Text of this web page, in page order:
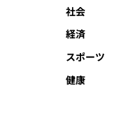
社会
経済
スポーツ
健康